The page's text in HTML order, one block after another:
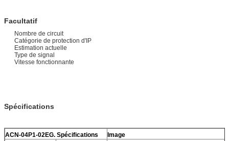
Facultatif
Nombre de circuit
Catégorie de protection d'IP
Estimation actuelle
Type de signal
Vitesse fonctionnante
Spécifications
ACN-04P1-02EG. Spécifications
Image